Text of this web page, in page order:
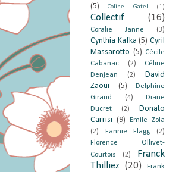
(5)
Coline Gatel (1)
Collectif (16)
Coralie Janne (3)
Cynthia Kafka (5) Cyril
Massarotto (5) Cécile
Cabanac
(2)
Céline
Denjean
(2)
David
Zaoui
(5)
Delphine
Giraud
(4)
Diane
Ducret
(2)
Donato
Carrisi (9)
Emile Zola
(2)
Fannie Flagg
(2)
Florence Ollivet-
Courtois
(2)
Franck
Thilliez (20)
Frank